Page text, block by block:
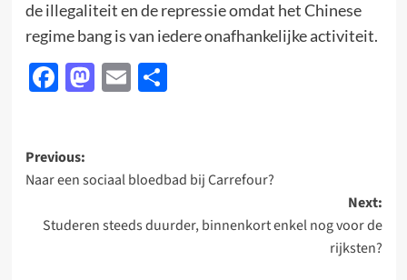
de illegaliteit en de repressie omdat het Chinese
regime bang is van iedere onafhankelijke activiteit.
Facebook
Mastodon
EmailDelen
Post
navigation
Previous:
Naar een sociaal bloedbad bij Carrefour?
Next:
Studeren steeds duurder, binnenkort enkel nog voor de
rijksten?